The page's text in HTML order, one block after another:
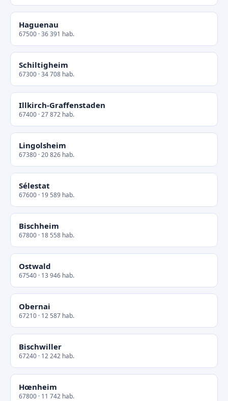
Haguenau
67500 · 36 391 hab.
Schiltigheim
67300 · 34 708 hab.
Illkirch-Graffenstaden
67400 · 27 872 hab.
Lingolsheim
67380 · 20 826 hab.
Sélestat
67600 · 19 589 hab.
Bischheim
67800 · 18 558 hab.
Ostwald
67540 · 13 946 hab.
Obernai
67210 · 12 587 hab.
Bischwiller
67240 · 12 242 hab.
Hœnheim
67800 · 11 742 hab.